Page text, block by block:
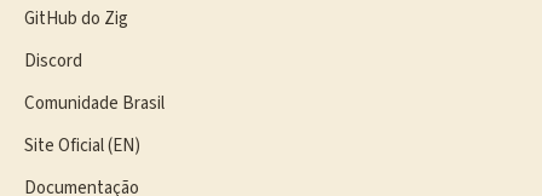
GitHub do Zig
Discord
Comunidade Brasil
Site Oficial (EN)
Documentação